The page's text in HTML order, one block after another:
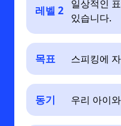
레벨 2 일상적인
있습니다.
목표 스피킹에
동기 우리 아이